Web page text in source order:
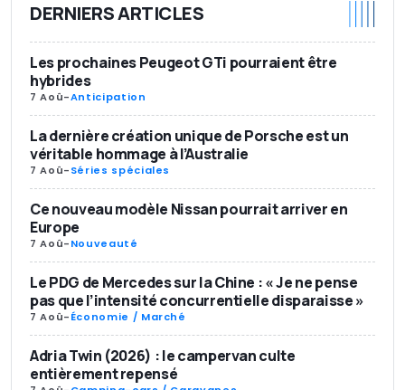
DERNIERS ARTICLES
Les prochaines Peugeot GTi pourraient être
hybrides
7 Aoû-Anticipation
La dernière création unique de Porsche est un
véritable hommage à l’Australie
7 Aoû-Séries spéciales
Ce nouveau modèle Nissan pourrait arriver en
Europe
7 Aoû-Nouveauté
Le PDG de Mercedes sur la Chine : « Je ne pense
pas que l’intensité concurrentielle disparaisse »
7 Aoû-Économie / Marché
Adria Twin (2026) : le campervan culte
entièrement repensé